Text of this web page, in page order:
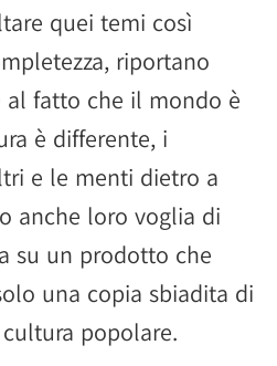
quei temi così
riportano
fatto che il mondo è
è differente, i
e le menti dietro a
anche loro voglia di
su un prodotto che
una copia sbiadita di
popolare.